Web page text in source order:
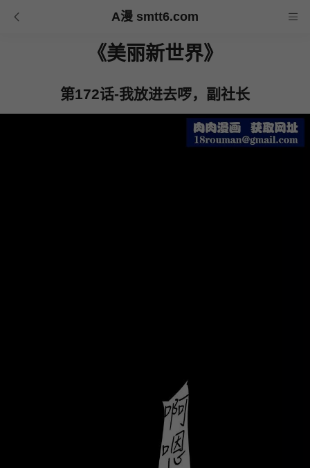
A漫 smtt6.com
《美丽新世界》
第172话-我放进去啰，副社长